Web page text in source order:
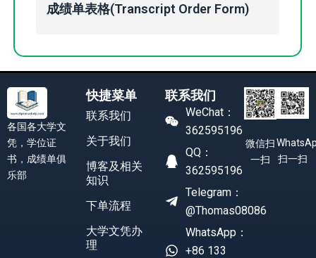
成绩单表格(Transcript Order Form)
各国各大学文
凭，学位证
书，成绩单俱
乐部
快捷菜单
联系我们
关于我们
博客及相关
知识
下单流程
大学文凭办
理
联系我们
WeChat：
362595196
QQ：
362595196
Telegram：
@Thomas08086
WhatsApp：
+86 133
微信扫
一扫
扫一扫